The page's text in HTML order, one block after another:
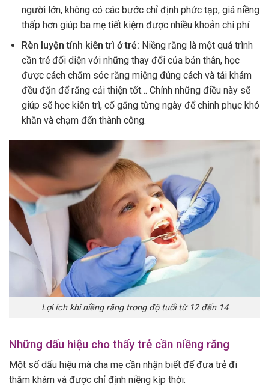
người lớn, không có các bước chỉ định phức tạp, giá niềng
thấp hơn giúp ba mẹ tiết kiệm được nhiều khoản chi phí.
Rèn luyện tính kiên trì ở trẻ: Niềng răng là một quá trình
cần trẻ đối diện với những thay đổi của bản thân, học
được cách chăm sóc răng miệng đúng cách và tái khám
đều đặn để răng cải thiện tốt… Chính những điều này sẽ
giúp sẽ học kiên trì, cố gắng từng ngày để chinh phục khó
khăn và chạm đến thành công.
Lợi ích khi niềng răng trong độ tuổi từ 12 đến 14
Những dấu hiệu cho thấy trẻ cần niềng răng
Một số dấu hiệu mà cha mẹ cần nhận biết để đưa trẻ đi
thăm khám và được chỉ định niềng kịp thời: